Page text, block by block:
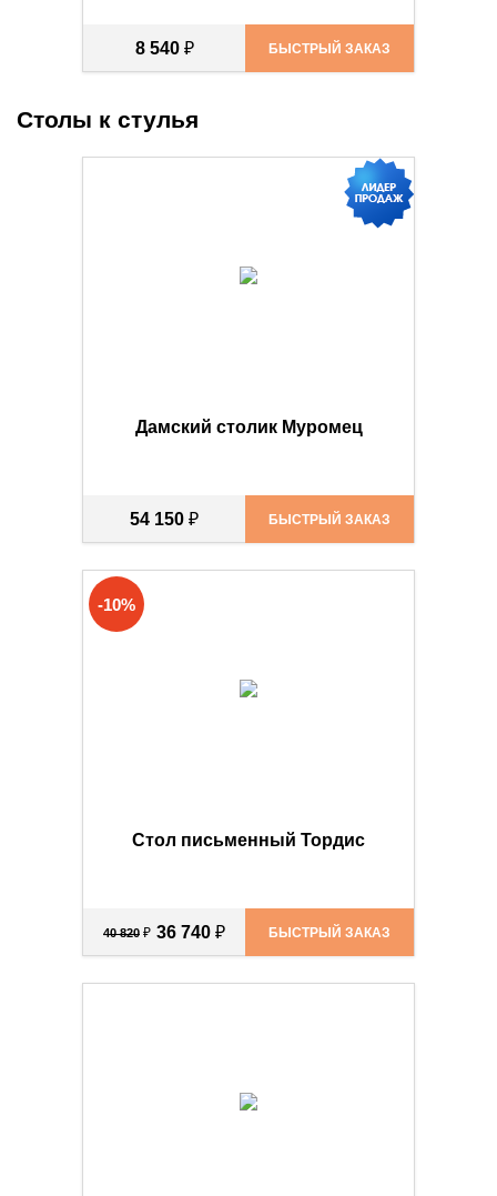
8 540 ₽ БЫСТРЫЙ ЗАКАЗ
Столы к стулья
Дамский столик Муромец
54 150 ₽ БЫСТРЫЙ ЗАКАЗ
-10%
Стол письменный Тордис
40 820 ₽ 36 740 ₽ БЫСТРЫЙ ЗАКАЗ